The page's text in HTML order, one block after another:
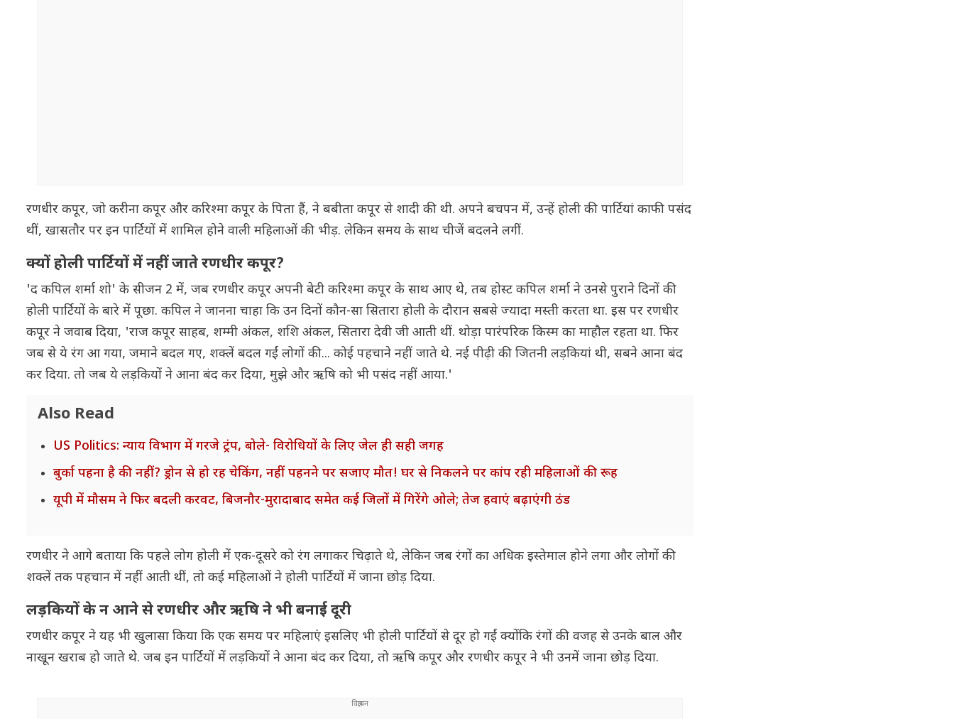
रणधीर कपूर, जो करीना कपूर और करिश्मा कपूर के पिता हैं, ने बबीता कपूर से शादी की थी. अपने बचपन में, उन्हें होली की पार्टियां काफी पसंद
थीं, खासतौर पर इन पार्टियों में शामिल होने वाली महिलाओं की भीड़. लेकिन समय के साथ चीजें बदलने लगीं.
क्यों होली पार्टियों में नहीं जाते रणधीर कपूर?
'द कपिल शर्मा शो' के सीजन 2 में, जब रणधीर कपूर अपनी बेटी करिश्मा कपूर के साथ आए थे, तब होस्ट कपिल शर्मा ने उनसे पुराने दिनों की
होली पार्टियों के बारे में पूछा. कपिल ने जानना चाहा कि उन दिनों कौन-सा सितारा होली के दौरान सबसे ज्यादा मस्ती करता था. इस पर रणधीर
कपूर ने जवाब दिया, 'राज कपूर साहब, शम्मी अंकल, शशि अंकल, सितारा देवी जी आती थीं. थोड़ा पारंपरिक किस्म का माहौल रहता था. फिर
जब से ये रंग आ गया, जमाने बदल गए, शक्लें बदल गईं लोगों की... कोई पहचाने नहीं जाते थे. नई पीढ़ी की जितनी लड़कियां थी, सबने आना बंद
कर दिया. तो जब ये लड़कियों ने आना बंद कर दिया, मुझे और ऋषि को भी पसंद नहीं आया.'
Also Read
US Politics: न्याय विभाग में गरजे ट्रंप, बोले- विरोधियों के लिए जेल ही सही जगह
बुर्का पहना है की नहीं? ड्रोन से हो रह चेकिंग, नहीं पहनने पर सजाए मौत! घर से निकलने पर कांप रही महिलाओं की रूह
यूपी में मौसम ने फिर बदली करवट, बिजनौर-मुरादाबाद समेत कई जिलों में गिरेंगे ओले; तेज हवाएं बढ़ाएंगी ठंड
रणधीर ने आगे बताया कि पहले लोग होली में एक-दूसरे को रंग लगाकर चिढ़ाते थे, लेकिन जब रंगों का अधिक इस्तेमाल होने लगा और लोगों की
शक्लें तक पहचान में नहीं आती थीं, तो कई महिलाओं ने होली पार्टियों में जाना छोड़ दिया.
लड़कियों के न आने से रणधीर और ऋषि ने भी बनाई दूरी
रणधीर कपूर ने यह भी खुलासा किया कि एक समय पर महिलाएं इसलिए भी होली पार्टियों से दूर हो गईं क्योंकि रंगों की वजह से उनके बाल और
नाखून खराब हो जाते थे. जब इन पार्टियों में लड़कियों ने आना बंद कर दिया, तो ऋषि कपूर और रणधीर कपूर ने भी उनमें जाना छोड़ दिया.